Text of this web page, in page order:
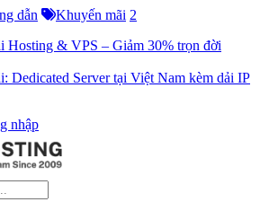
dẫn Khuyến mãi 2
Hosting & VPS – Giảm 30% trọn đời
Dedicated Server tại Việt Nam kèm dải IP
nhập